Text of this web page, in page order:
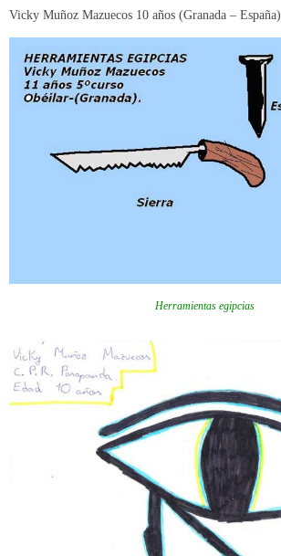
Vicky Muñoz Mazuecos 10 años (Granada – España)
Herramientas egipcias